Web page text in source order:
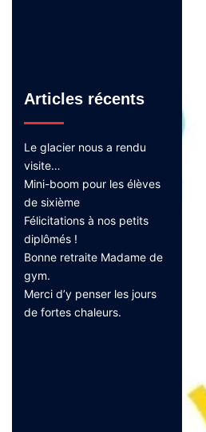
Articles récents
Le glacier nous a rendu
visite…
Mini-boom pour les élèves
de sixième
Félicitations à nos petits
diplômés !
Bonne retraite Madame de
gym.
Merci d’y penser les jours
de fortes chaleurs.